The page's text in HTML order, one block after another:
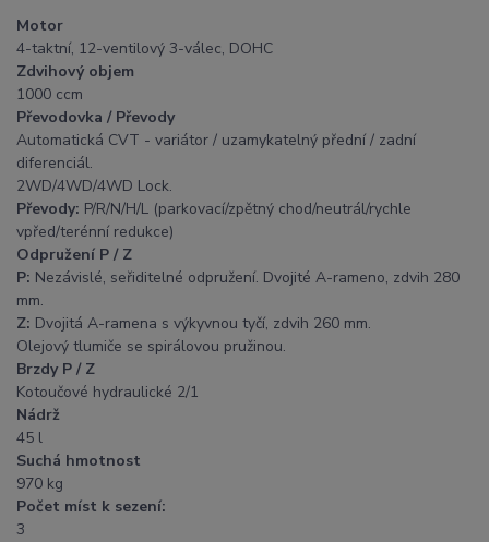
Motor
4-taktní, 12-ventilový 3-válec, DOHC
Zdvihový objem
1000 ccm
Převodovka / Převody
Automatická CVT - variátor / uzamykatelný přední / zadní
diferenciál.
2WD/4WD/4WD Lock.
Převody: P/R/N/H/L (parkovací/zpětný chod/neutrál/rychle
vpřed/terénní redukce)
Odpružení P / Z
P: Nezávislé, seřiditelné odpružení. Dvojité A-rameno, zdvih 280
mm.
Z: Dvojitá A-ramena s výkyvnou tyčí, zdvih 260 mm.
Olejový tlumiče se spirálovou pružinou.
Brzdy P / Z
Kotoučové hydraulické 2/1
Nádrž
45 l
Suchá hmotnost
970 kg
Počet míst k sezení:
3